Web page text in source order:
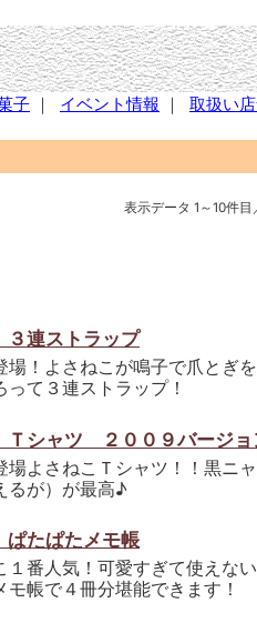
子 ｜ イベント情報 ｜ 取扱い
表示データ 1～10件
連ストラップ
場！よさねこが鳴子で爪とぎ
って３連ストラップ！
シャツ ２００９バージョ
場よさねこＴシャツ！！黒ニ
るが）が最高♪
たぱたメモ帳
１番人気！可愛すぎて使えない
モ帳で４冊分堪能できます！